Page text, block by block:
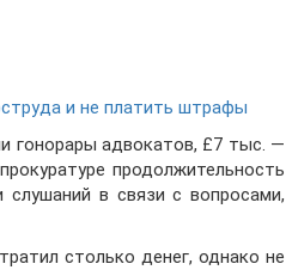
и не платить штрафы
гонорары адвокатов, £7 тыс. —
продолжительность
в связи с вопросами,
столько денег, однако не